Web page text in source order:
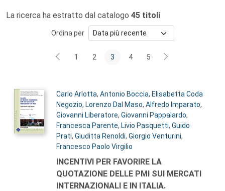
La ricerca ha estratto dal catalogo 45 titoli
Ordina per
1 2 3 4 5
Autori:
Carlo Arlotta, Antonio Boccia, Elisabetta Coda
Negozio, Lorenzo Dal Maso, Alfredo Imparato,
Giovanni Liberatore, Giovanni Pappalardo,
Francesca Parente, Livio Pasquetti, Guido
Prati, Giuditta Renoldi, Giorgio Venturini,
Francesco Paolo Virgilio
Titolo:
INCENTIVI PER FAVORIRE LA
QUOTAZIONE DELLE PMI SUI MERCATI
INTERNAZIONALI E IN ITALIA.